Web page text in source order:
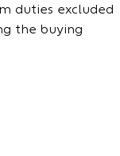
duties excluded
the buying